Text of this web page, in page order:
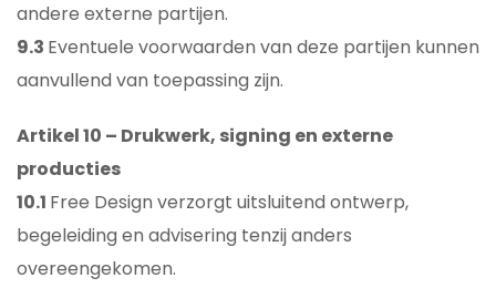
andere externe partijen.
9.3 Eventuele voorwaarden van deze partijen kunnen
aanvullend van toepassing zijn.
Artikel 10 – Drukwerk, signing en externe
producties
10.1 Free Design verzorgt uitsluitend ontwerp,
begeleiding en advisering tenzij anders
overeengekomen.